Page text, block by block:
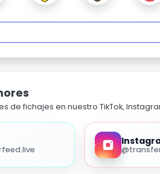
de fichajes en nuestro TikTok,